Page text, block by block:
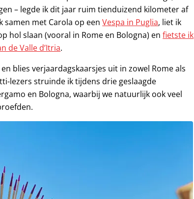
– legde ik dit jaar ruim tienduizend kilometer af
samen met Carola op eenVespa in Puglia, liet ik
hol slaan (vooral in Rome en Bologna) enfietste ik
de Valle d’Itria.
en blies verjaardagskaarsjes uit in zowel Rome als
lezers struinde ik tijdens drie geslaagde
en Bologna, waarbij we natuurlijk ook veel